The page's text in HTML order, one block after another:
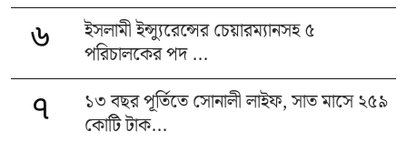
৬
ইসলামী ইন্স্যুরেন্সের চেয়ারম্যানসহ ৫
পরিচালকের পদ ...
৭
১৩ বছর পূর্তিতে সোনালী লাইফ, সাত মাসে ২৫৯
কোটি টাক...